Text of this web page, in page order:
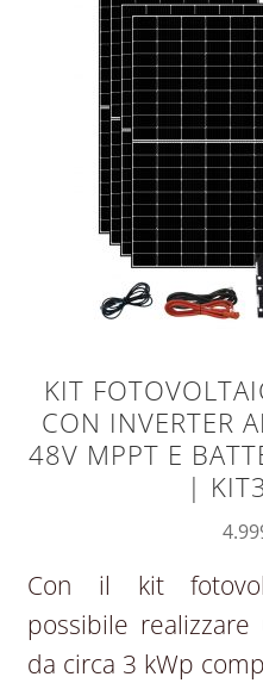
KIT
CON INVERTER
48V MPPT E
|
Con il kit
possibile
da circa 3 kWp